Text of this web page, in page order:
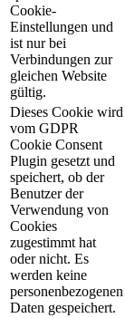
Cookie-
Einstellungen und
ist nur bei
Verbindungen zur
gleichen Website
gültig.
Dieses Cookie wird
vom GDPR
Cookie Consent
Plugin gesetzt und
speichert, ob der
Benutzer der
Verwendung von
Cookies
zugestimmt hat
oder nicht. Es
werden keine
personenbezogenen
Daten gespeichert.